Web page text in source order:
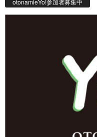
otonamieYo!参加者募集中